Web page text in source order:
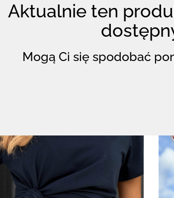
Aktualnie ten
Mogą Ci się spodobać